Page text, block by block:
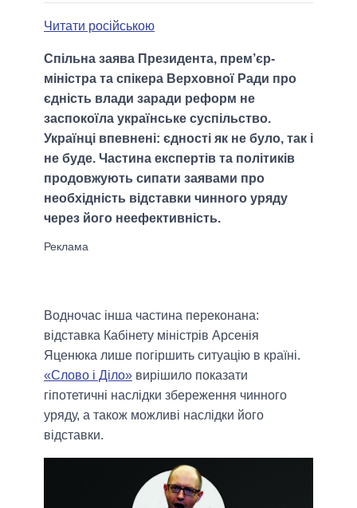
МЕРИ МІСТ
ВСІ ПЕРСОНИ
Читати російською
Спільна заява Президента, прем’єр-
міністра та спікера Верховної Ради про
єдність влади заради реформ не
заспокоїла українське суспільство.
Українці впевнені: єдності як не було, так і
не буде. Частина експертів та політиків
продовжують сипати заявами про
необхідність відставки чинного уряду
через його неефективність.
Водночас інша частина переконана:
відставка Кабінету міністрів Арсенія
Яценюка лише погіршить ситуацію в країні.
«Слово і Діло» вирішило показати
гіпотетичні наслідки збереження чинного
уряду, а також можливі наслідки його
відставки.